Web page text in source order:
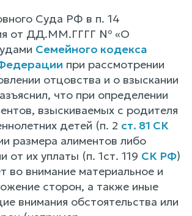
Суда РФ в п. 14
от ДД.ММ.ГГГГ № «О
Семейного кодекса
при рассмотрении
отцовства и о взыскании
что при определении
взыскиваемых с родителя
детей (п. 2 ст. 81 СК
размера алиментов либо
от их уплаты (п. 1ст. 119 СК РФ)
во внимание материальное и
сторон, а также иные
внимания обстоятельства или